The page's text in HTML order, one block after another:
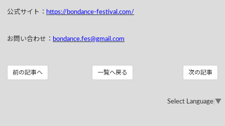
公式サイト： https://bondance-festival.com/
お問い合わせ： bondance.fes@gmail.com
次の記事
一覧へ戻る
前の記事へ
Select Language ▼